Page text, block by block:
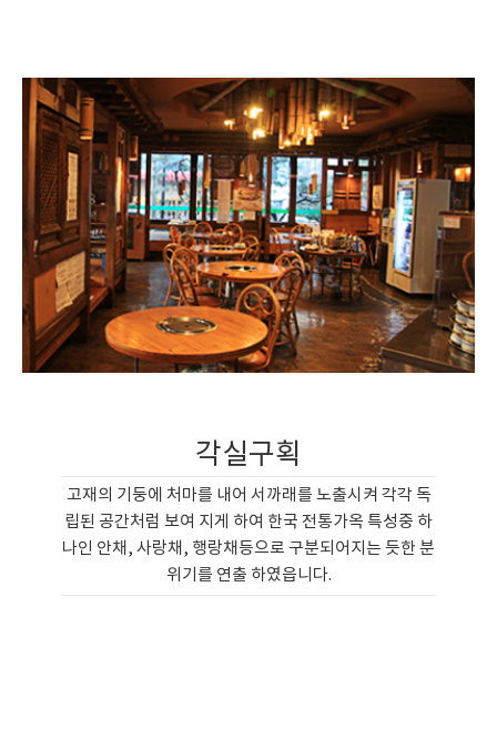
각실구획
고재의 기둥에 처마를 내어 서까래를 노출시켜 각각 독
립된 공간처럼 보여 지게 하여 한국 전통가옥 특성중 하
나인 안채, 사랑채, 행랑채등으로 구분되어지는 듯한 분
위기를 연출 하였읍니다.